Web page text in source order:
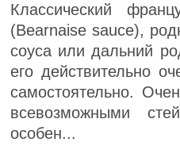
Классический
(Bearnaise sauce),
соуса или дальний
его действительно
самостоятельно.
всевозможными
особен...